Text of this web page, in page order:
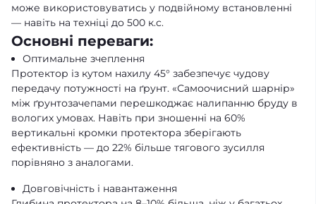
може використовуватись у подвійному встановленні
— навіть на техніці до 500 к.с.
Основні переваги:
Оптимальне зчеплення
Протектор із кутом нахилу 45° забезпечує чудову
передачу потужності на ґрунт. «Самоочисний шарнір»
між ґрунтозачепами перешкоджає налипанню бруду в
вологих умовах. Навіть при зношенні на 60%
вертикальні кромки протектора зберігають
ефективність — до 22% більше тягового зусилля
порівняно з аналогами.
Довговічність і навантаження